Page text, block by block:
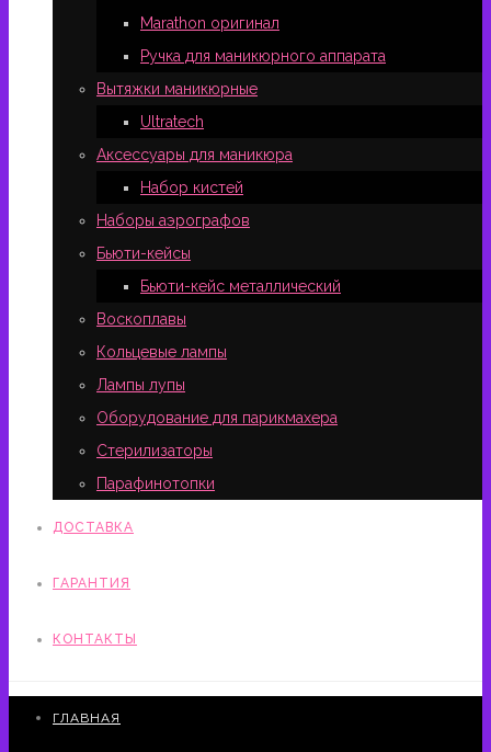
Marathon оригинал
Ручка для маникюрного аппарата
Вытяжки маникюрные
Ultratech
Аксессуары для маникюра
Набор кистей
Наборы аэрографов
Бьюти-кейсы
Бьюти-кейс металлический
Воскоплавы
Кольцевые лампы
Лампы лупы
Оборудование для парикмахера
Стерилизаторы
Парафинотопки
ДОСТАВКА
ГАРАНТИЯ
КОНТАКТЫ
ГЛАВНАЯ